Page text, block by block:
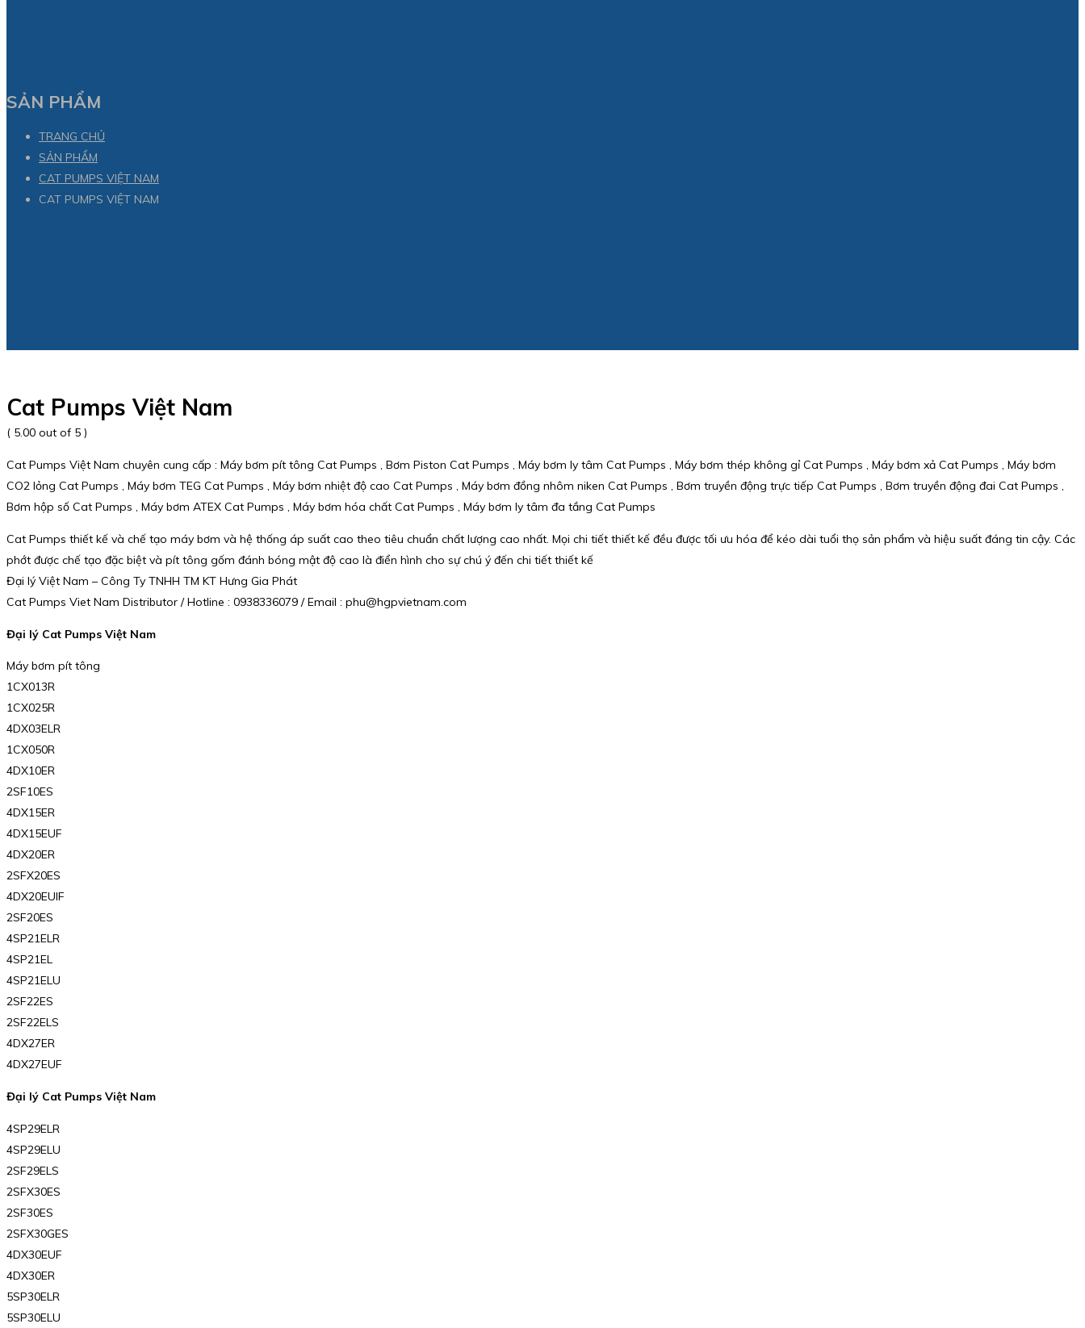
SẢN PHẨM
TRANG CHỦ
SẢN PHẨM
CAT PUMPS VIỆT NAM
CAT PUMPS VIỆT NAM
Cat Pumps Việt Nam
( 5.00 out of 5 )
Cat Pumps Việt Nam chuyên cung cấp : Máy bơm pít tông Cat Pumps , Bơm Piston Cat Pumps , Máy bơm ly tâm Cat Pumps , Máy bơm thép không gỉ Cat Pumps , Máy bơm xả Cat Pumps , Máy bơm
CO2 lỏng Cat Pumps , Máy bơm TEG Cat Pumps , Máy bơm nhiệt độ cao Cat Pumps , Máy bơm đồng nhôm niken Cat Pumps , Bơm truyền động trực tiếp Cat Pumps , Bơm truyền động đai Cat Pumps ,
Bơm hộp số Cat Pumps , Máy bơm ATEX Cat Pumps , Máy bơm hóa chất Cat Pumps , Máy bơm ly tâm đa tầng Cat Pumps
Cat Pumps thiết kế và chế tạo máy bơm và hệ thống áp suất cao theo tiêu chuẩn chất lượng cao nhất. Mọi chi tiết thiết kế đều được tối ưu hóa để kéo dài tuổi thọ sản phẩm và hiệu suất đáng tin cậy. Các
phớt được chế tạo đặc biệt và pít tông gốm đánh bóng mật độ cao là điển hình cho sự chú ý đến chi tiết thiết kế
Đại lý Việt Nam – Công Ty TNHH TM KT Hưng Gia Phát
Cat Pumps Viet Nam Distributor / Hotline : 0938336079 / Email : phu@hgpvietnam.com
Đại lý Cat Pumps Việt Nam
Máy bơm pít tông
1CX013R
1CX025R
4DX03ELR
1CX050R
4DX10ER
2SF10ES
4DX15ER
4DX15EUF
4DX20ER
2SFX20ES
4DX20EUIF
2SF20ES
4SP21ELR
4SP21EL
4SP21ELU
2SF22ES
2SF22ELS
4DX27ER
4DX27EUF
Đại lý Cat Pumps Việt Nam
4SP29ELR
4SP29ELU
2SF29ELS
2SFX30ES
2SF30ES
2SFX30GES
4DX30EUF
4DX30ER
5SP30ELR
5SP30ELU